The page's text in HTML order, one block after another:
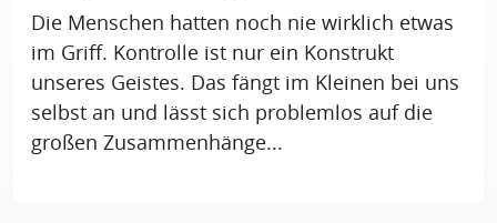
Die Menschen hatten noch nie wirklich etwas
im Griff. Kontrolle ist nur ein Konstrukt
unseres Geistes. Das fängt im Kleinen bei uns
selbst an und lässt sich problemlos auf die
großen Zusammenhänge...